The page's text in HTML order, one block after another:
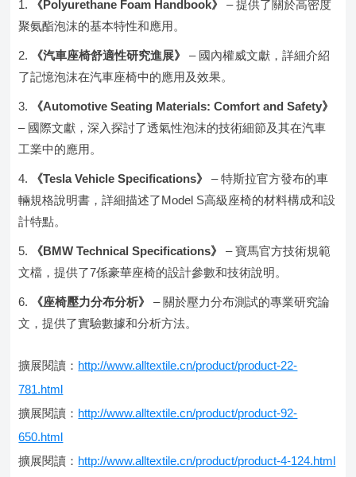
《Polyurethane Foam Handbook》
– 提供了關於高密度
聚氨酯泡沫的基本特性和應用。
《汽車座椅舒適性研究進展》
– 國內權威文獻，詳細介紹
了記憶泡沫在汽車座椅中的應用及效果。
《Automotive Seating Materials: Comfort and Safety》
– 國際文獻，深入探討了透氣性泡沫的技術細節及其在汽車
工業中的應用。
《Tesla Vehicle Specifications》
– 特斯拉官方發布的車
輛規格說明書，詳細描述了Model S高級座椅的材料構成和設
計特點。
《BMW Technical Specifications》
– 寶馬官方技術規範
文檔，提供了7係豪華座椅的設計參數和技術說明。
《座椅壓力分布分析》
– 關於壓力分布測試的專業研究論
文，提供了實驗數據和分析方法。
擴展閱讀： http://www.alltextile.cn/product/product-22-
781.html
擴展閱讀： http://www.alltextile.cn/product/product-92-
650.html
擴展閱讀： http://www.alltextile.cn/product/product-4-124.html